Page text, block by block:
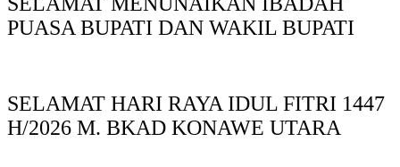
PUASA BUPATI DAN WAKIL BUPATI
SELAMAT HARI RAYA IDUL FITRI 1447
H/2026 M. BKAD KONAWE UTARA